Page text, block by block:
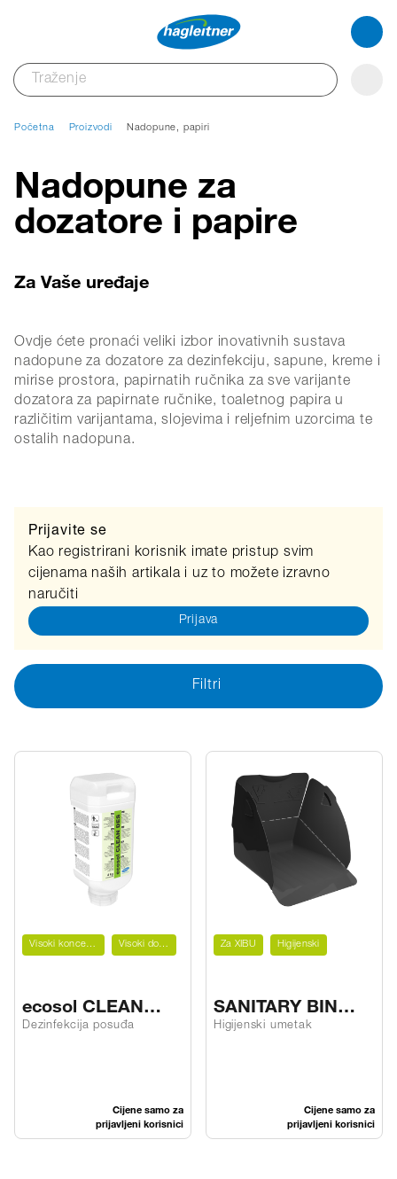
Početna Proizvodi Nadopune, papiri
Nadopune za
dozatore i papire
Za Vaše uređaje
Ovdje ćete pronaći veliki izbor inovativnih sustava
nadopune za dozatore za dezinfekciju, sapune, kreme i
mirise prostora, papirnatih ručnika za sve varijante
dozatora za papirnate ručnike, toaletnog papira u
različitim varijantama, slojevima i reljefnim uzorcima te
ostalih nadopuna.
Prijavite se
Kao registrirani korisnik imate pristup svim
cijenama naših artikala i uz to možete izravno
naručiti
Prijava
Filtri
Visoki koncentrat Visoki domet
ecosol CLEAN
DES
Dezinfekcija posuđa
Cijene samo za
prijavljeni korisnici
Za XIBU Higijenski
SANITARY BIN
hygieneCOVER
Higijenski umetak
Cijene samo za
prijavljeni korisnici